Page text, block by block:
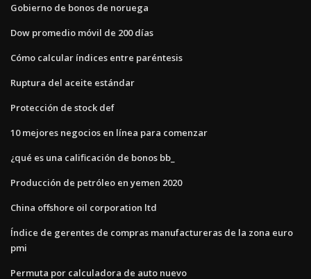
Gobierno de bonos de noruega
Dow promedio móvil de 200 días
Cómo calcular índices entre paréntesis
Ruptura del aceite estándar
Protección de stock def
10 mejores negocios en línea para comenzar
¿qué es una calificación de bonos bb_
Producción de petróleo en yemen 2020
China offshore oil corporation ltd
Índice de gerentes de compras manufactureras de la zona euro
pmi
Permuta por calculadora de auto nuevo